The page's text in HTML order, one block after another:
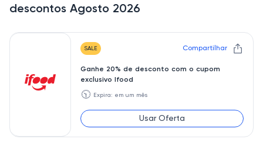
descontos Agosto 2026
SALE Compartilhar
Ganhe 20% de desconto com o cupom
exclusivo Ifood
🕥 Expira: em um mês
Usar Oferta